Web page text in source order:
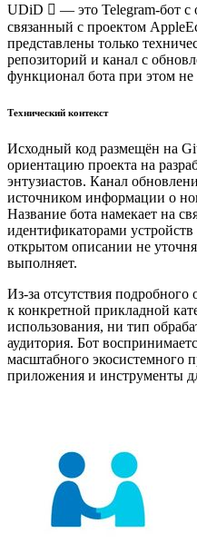
UDiD  — это Telegram-бот
связанный с проектом
представлены только
репозиторий и канал с
функционал бота при этом не
Технический контекст
Исходный код размещён на
ориентацию проекта на
энтузиастов. Канал
источником информации о
Название бота намекает на
идентификаторами
открытом описании не
выполняет.
Из-за отсутствия подробного
к конкретной прикладной
использования, ни тип
аудитория. Бот
масштабного экосистемного
приложения и инструменты